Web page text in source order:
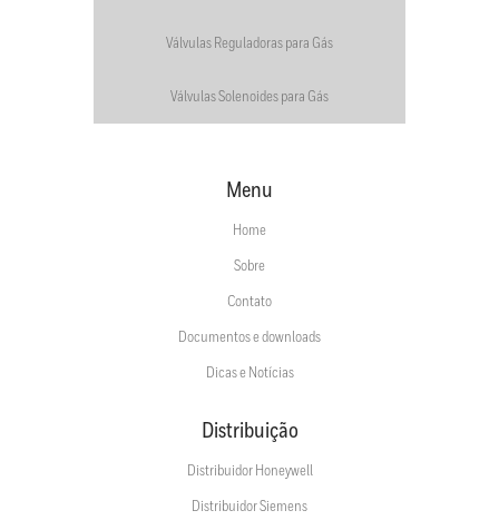
Válvulas Reguladoras para Gás
Válvulas Solenoides para Gás
Menu
Home
Sobre
Contato
Documentos e downloads
Dicas e Notícias
Distribuição
Distribuidor Honeywell
Distribuidor Siemens